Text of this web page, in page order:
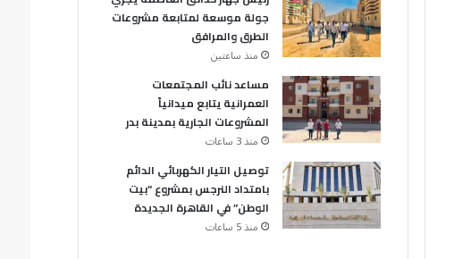
جولة موسعة لمتابعة مشروعات
الطرق والمرافق
منذ ساعتين
مساعد نائب المجتمعات
العمرانية يتابع ميدانياً
المشروعات الجارية بمدينة بدر
منذ 3 ساعات
توصيل التيار الكهربائي الدائم
بامتداد النرجس بمشروع “بيت
الوطن” في القاهرة الجديدة
منذ 5 ساعات